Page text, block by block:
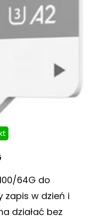
64G do
w dzień i
działać bez